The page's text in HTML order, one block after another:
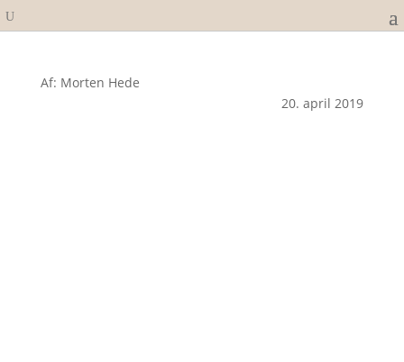
Af: Morten Hede
20. april 2019